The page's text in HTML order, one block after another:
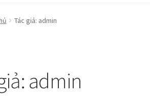
Tác giả: admin
admin